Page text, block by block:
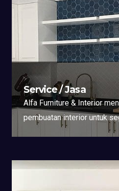
Service / Jasa
Alfa Furniture & Interior
pembuatan interior untuk